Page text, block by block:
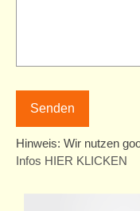
Ehrenamtscafé
Partner
Hinweis: Wir nutzen
Infos HIER KLICKEN